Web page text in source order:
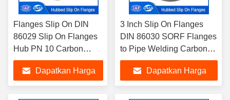
Flanges Slip On DIN
86029 Slip On Flanges
Hub PN 10 Carbon
Steel Slip On Flange
A105 Untuk pipa minyak
dan gas
Dapatkan Harga
3 Inch Slip On Flanges
DIN 86030 SORF Flanges
to Pipe Welding Carbon
Steel A105 PN 16 untuk
Industri Minyak
Dapatkan Harga